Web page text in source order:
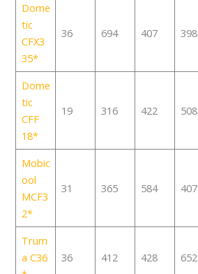
Dome
tic
CFX3
35
36 694 407 398
Dome
tic
CFF
18
19 316 422 508
Mobic
ool
MCF3
2
31 365 584 407
Trum
a C36
36 412 428 652